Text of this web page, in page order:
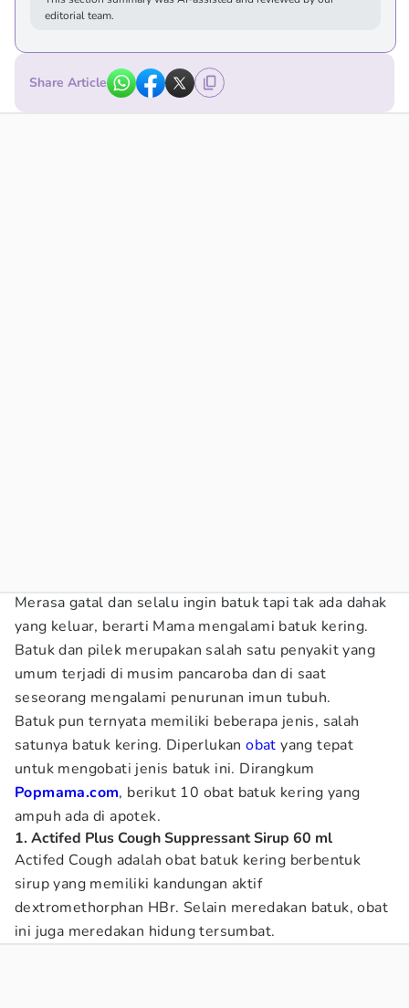
editorial team.
Share Article
Merasa gatal dan selalu ingin batuk tapi tak ada dahak
yang keluar, berarti Mama mengalami batuk kering.
Batuk dan pilek merupakan salah satu penyakit yang
umum terjadi di musim pancaroba dan di saat
seseorang mengalami penurunan imun tubuh.
Batuk pun ternyata memiliki beberapa jenis, salah
satunya batuk kering. Diperlukanobat yang tepat
untuk mengobati jenis batuk ini. Dirangkum
Popmama.com, berikut 10 obat batuk kering yang
ampuh ada di apotek.
1. Actifed Plus Cough Suppressant Sirup 60 ml
Actifed Cough adalah obat batuk kering berbentuk
sirup yang memiliki kandungan aktif
dextromethorphan HBr. Selain meredakan batuk, obat
ini juga meredakan hidung tersumbat.